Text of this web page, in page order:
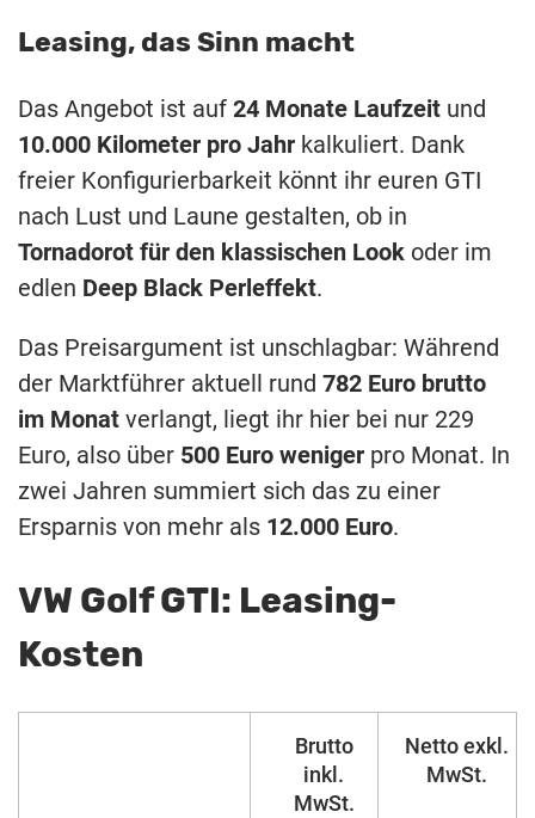
Leasing, das Sinn macht
Das Angebot ist auf 24 Monate Laufzeit und
10.000 Kilometer pro Jahr kalkuliert. Dank
freier Konfigurierbarkeit könnt ihr euren GTI
nach Lust und Laune gestalten, ob in
Tornadorot für den klassischen Look oder im
edlen Deep Black Perleffekt.
Das Preisargument ist unschlagbar: Während
der Marktführer aktuell rund 782 Euro brutto
im Monat verlangt, liegt ihr hier bei nur 229
Euro, also über 500 Euro weniger pro Monat. In
zwei Jahren summiert sich das zu einer
Ersparnis von mehr als 12.000 Euro.
VW Golf GTI: Leasing-
Kosten
Brutto
inkl.
MwSt.
Netto exkl.
MwSt.